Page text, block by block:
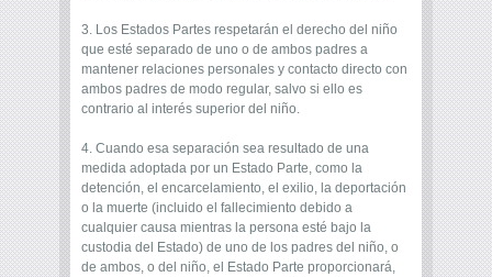
3. Los Estados Partes respetarán el derecho del niño
que esté separado de uno o de ambos padres a
mantener relaciones personales y contacto directo con
ambos padres de modo regular, salvo si ello es
contrario al interés superior del niño.
4. Cuando esa separación sea resultado de una
medida adoptada por un Estado Parte, como la
detención, el encarcelamiento, el exilio, la deportación
o la muerte (incluido el fallecimiento debido a
cualquier causa mientras la persona esté bajo la
custodia del Estado) de uno de los padres del niño, o
de ambos, o del niño, el Estado Parte proporcionará,